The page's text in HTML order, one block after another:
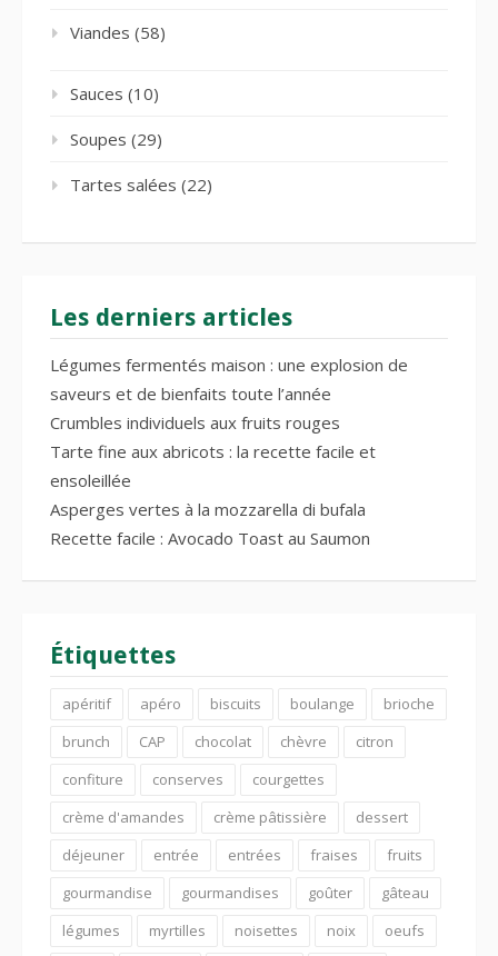
Viandes (58)
Sauces (10)
Soupes (29)
Tartes salées (22)
Les derniers articles
Légumes fermentés maison : une explosion de
saveurs et de bienfaits toute l’année
Crumbles individuels aux fruits rouges
Tarte fine aux abricots : la recette facile et
ensoleillée
Asperges vertes à la mozzarella di bufala
Recette facile : Avocado Toast au Saumon
Étiquettes
apéritif apéro biscuits boulange
brioche
brunch
CAP chocolat chèvre
citron
confiture
conserves
courgettes
crème d'amandes
crème pâtissière
dessert
déjeuner
entrée entrées fraises
fruits
gourmandise
gourmandises goûter
gâteau
légumes
myrtilles noisettes noix oeufs